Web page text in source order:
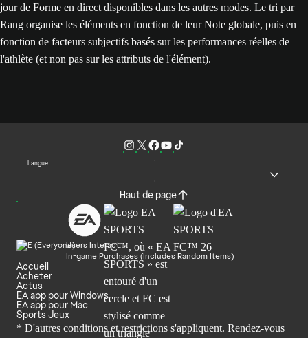
jour de Forme en direct disponibles dans les autres modes. Le tri par
Rang organise les éléments en fonction de leur Note globale, puis en
fonction de facteurs subjectifs basés sur les performances réelles de
l'athlète (et non pas sur les attributs de l'élément).
Langue
Haut de page
Users Interact
In-game Purchases (Includes Random Items)
Accueil
Acheter
Actus
EA app pour Windows
EA app pour Mac
Sports Jeux
* D'autres conditions et restrictions s'appliquent. Rendez-vous